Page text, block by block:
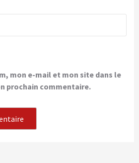
mon e-mail et mon site dans le
prochain commentaire.